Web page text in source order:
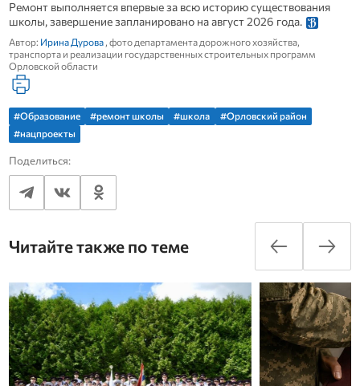
Ремонт выполняется впервые за всю историю существования
школы, завершение запланировано на август 2026 года.
Автор: Ирина Дурова, фото департамента дорожного хозяйства,
транспорта и реализации государственных строительных программ
Орловской области
#Образование #ремонт школы #школа
#Орловский район
#нацпроекты
Поделиться:
Читайте также по теме